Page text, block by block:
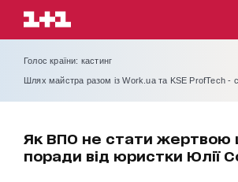
Голос країни: кастинг
Шлях майстра разом із Work.ua та KSE ProfTech -
Як ВПО не стати жертвою
поради від юристки Юлії